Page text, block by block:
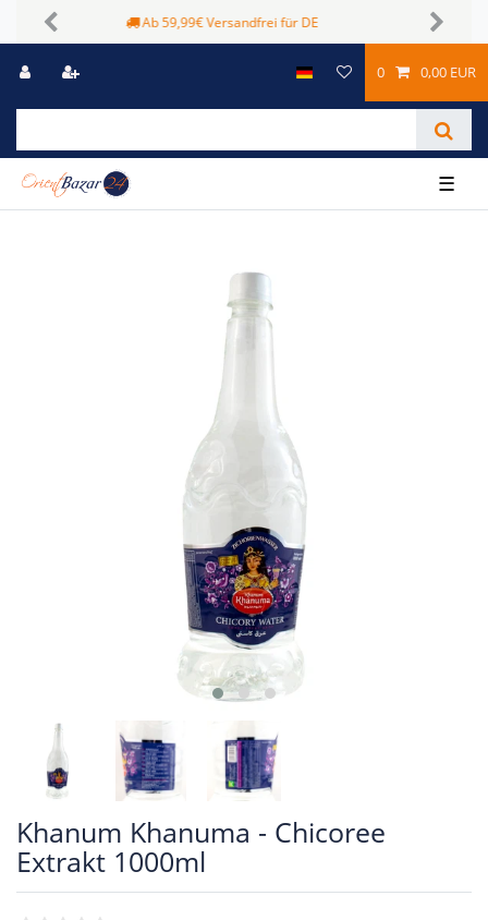
Sichere Zahlungsmöglichkeiten
Previous Next
0 0,00 EUR
☰
Khanum Khanuma - Chicoree
Extrakt 1000ml